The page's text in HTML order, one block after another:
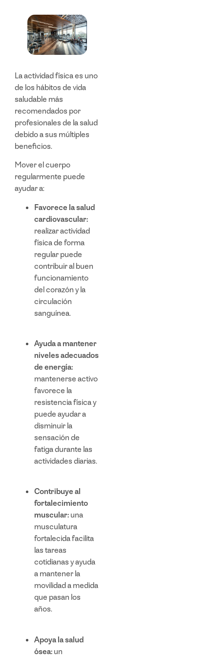
La actividad física es uno
de los hábitos de vida
saludable más
recomendados por
profesionales de la salud
debido a sus múltiples
beneficios.
Mover el cuerpo
regularmente puede
ayudar a:
Favorece la salud
cardiovascular:
realizar actividad
física de forma
regular puede
contribuir al buen
funcionamiento
del corazón y la
circulación
sanguínea.
Ayuda a mantener
niveles adecuados
de energía:
mantenerse activo
favorece la
resistencia física y
puede ayudar a
disminuir la
sensación de
fatiga durante las
actividades diarias.
Contribuye al
fortalecimiento
muscular: una
musculatura
fortalecida facilita
las tareas
cotidianas y ayuda
a mantener la
movilidad a medida
que pasan los
años.
Apoya la salud
ósea: un